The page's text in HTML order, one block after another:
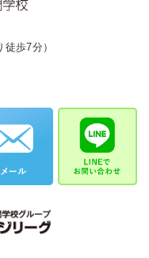
歩7分）